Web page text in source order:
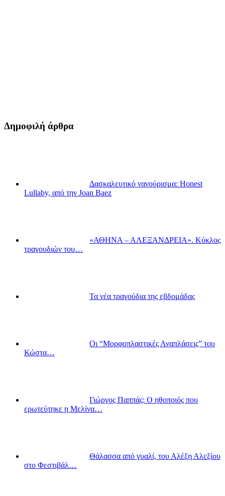
Δημοφιλή άρθρα
Δασκαλευτικό νανούρισμα: Honest
Lullaby, από την Joan Baez
«ΑΘΗΝΑ – ΑΛΕΞΑΝΔΡΕΙΑ». Κύκλος
τραγουδιών του…
Τα νέα τραγούδια της εβδομάδας
Οι “Μορφοπλαστικές Αναπλάσεις” του
Κώστα…
Γιώργος Παππάς: Ο ηθοποιός που
ερωτεύτηκε η Μελίνα…
Θάλασσα από γυαλί, του Αλέξη Αλεξίου
στο Φεστιβάλ…